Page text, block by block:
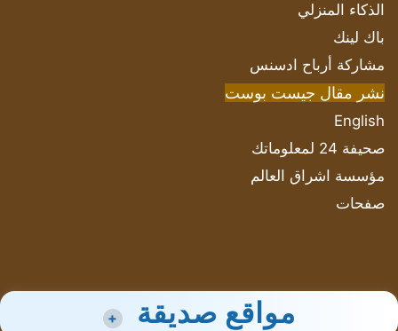
الذكاء المنزلي
باك لينك
مشاركة أرباح ادسنس
نشر مقال جيست بوست
English
صحيفة 24 لمعلوماتك
مؤسسة اشراق العالم
صفحات
مواقع صديقة +